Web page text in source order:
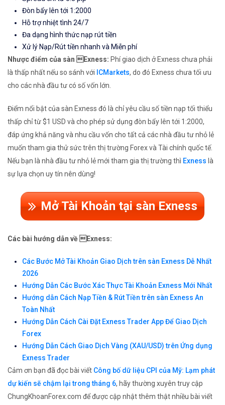
Đòn bẩy lên tới 1:2000
Hỗ trợ nhiệt tình 24/7
Đa dạng hình thức nạp rút tiền
Xử lý Nạp/Rút tiền nhanh và Miễn phí
Nhược điểm của sàn Exness: Phí giao dịch ở Exness chưa phải
là thấp nhất nếu so sánh với ICMarkets, do đó Exness chưa tối ưu
cho các nhà đầu tư có số vốn lớn.
Điểm nổi bật của sàn Exness đó là chỉ yêu cầu số tiền nạp tối thiểu
thấp chỉ từ $1 USD và cho phép sử dụng đòn bẩy lên tới 1:2000,
đáp ứng khả năng và nhu cầu vốn cho tất cả các nhà đầu tư nhỏ lẻ
muốn tham gia thử sức trên thị trường Forex và Tài chính quốc tế.
Nếu bạn là nhà đầu tư nhỏ lẻ mới tham gia thị trường thì Exness là
sự lựa chọn uy tín nên dùng!
Mở Tài Khoản tại sàn Exness
Các bài hướng dẫn về Exness:
Các Bước Mở Tài Khoản Giao Dịch trên sàn Exness Dễ Nhất
2026
Hướng Dẫn Các Bước Xác Thực Tài Khoản Exness Mới Nhất
Hướng dẫn Cách Nạp Tiền & Rút Tiền trên sàn Exness An
Toàn Nhất
Hướng Dẫn Cách Cài Đặt Exness Trader App Để Giao Dịch
Forex
Hướng Dẫn Cách Giao Dịch Vàng (XAU/USD) trên Ứng dụng
Exness Trader
Cảm ơn bạn đã đọc bài viết Công bố dữ liệu CPI của Mỹ: Lạm phát
dự kiến ​​sẽ chậm lại trong tháng 6, hãy thường xuyên truy cập
ChungKhoanForex.com để được cập nhật thêm thật nhiều bài viết